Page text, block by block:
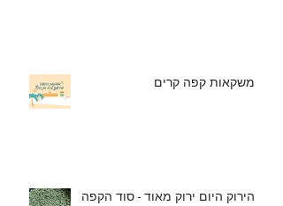
משקאות קפה קרים
הירוק היום ירוק מאוד - סוד הקפה